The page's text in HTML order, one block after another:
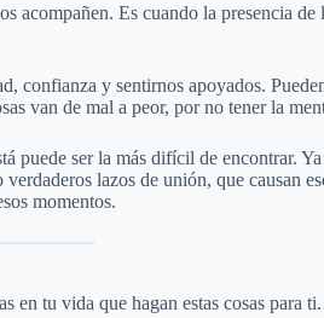
acompañen. Es cuando la presencia
confianza y sentirnos apoyados.
van de mal a peor, por no tener la
puede ser la más difícil de encontrar.
lazos de unión, que causan
momentos.
en tu vida que hagan estas cosas para ti.